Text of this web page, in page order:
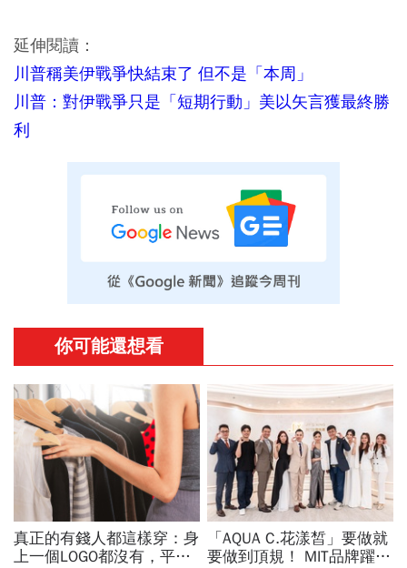
延伸閱讀：
川普稱美伊戰爭快結束了 但不是「本周」
川普：對伊戰爭只是「短期行動」美以矢言獲最終勝
利